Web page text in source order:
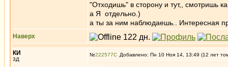
"Отходишь" в сторону и тут,, смотришь
а Я отдельно.)
а ты за ним наблюдаешь.. Интересная
Наверх
КИ
3Д
№222577 Добавлено: Пн 10 Ноя 14, 13:49 (12 лет